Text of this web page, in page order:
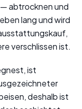
abtrocknen und
lang und wird
verschlissen ist.
ist
deshalb ist